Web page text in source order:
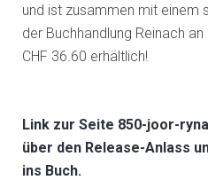
und ist zusammen mit einem
der Buchhandlung Reinach
CHF 36.60 erhältlich!
Link zur Seite 850-joor-
über den Release-Anlass
ins Buch.